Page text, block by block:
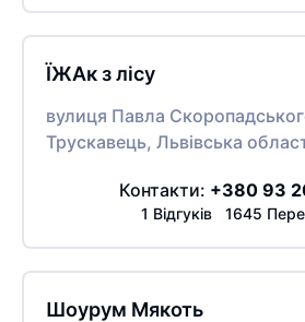
ЇЖАк з лісу
вулиця Павла
Трускавець, Львівська
Контакти: +380 93
1 Відгуків 1645
Шоурум Мякоть